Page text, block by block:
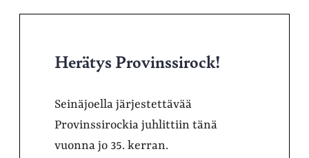
Herätys Provinssirock!
Seinäjoella järjestettävää
Provinssirockia juhlittiin tänä
vuonna jo 35. kerran.